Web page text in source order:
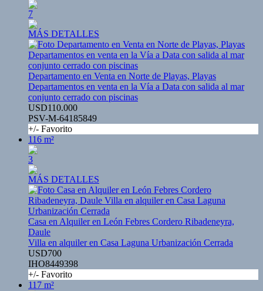
7
MÁS DETALLES
Departamento en Venta en Norte de Playas, Playas
Departamentos en venta en la Vía a Data con salida al mar
conjunto cerrado con piscinas
USD110.000
PSV-M-64185849
+/- Favorito
116 m²
3
MÁS DETALLES
Casa en Alquiler en León Febres Cordero Ribadeneyra,
Daule
Villa en alquiler en Casa Laguna Urbanización Cerrada
USD700
IHO8449398
+/- Favorito
117 m²